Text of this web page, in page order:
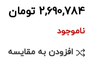
2,690,784 تومان
ناموجود
افزودن به مقایسه